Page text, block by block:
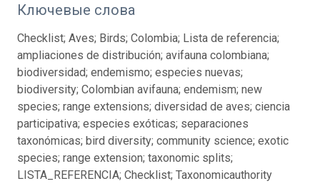
Ключевые слова
Checklist; Aves; Birds; Colombia; Lista de referencia;
ampliaciones de distribución; avifauna colombiana;
biodiversidad; endemismo; especies nuevas;
biodiversity; Colombian avifauna; endemism; new
species; range extensions; diversidad de aves; ciencia
participativa; especies exóticas; separaciones
taxonómicas; bird diversity; community science; exotic
species; range extension; taxonomic splits;
LISTA_REFERENCIA; Checklist; Taxonomicauthority